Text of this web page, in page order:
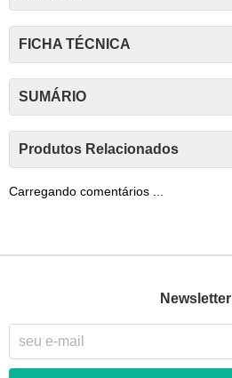
FICHA TÉCNICA
SUMÁRIO
Produtos Relacionados
Carregando comentários ...
Newsletter